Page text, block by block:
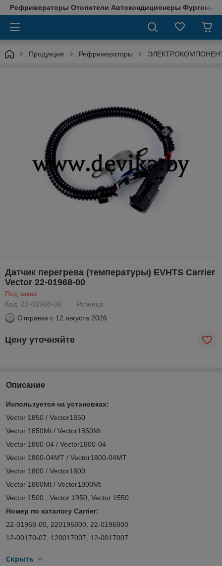
Рефрижераторы Отопители Автокондиционеры Фургоны
Продукция Рефрижераторы
Датчик перегрева (температуры) EVHTS Carrier
Vector 22-01968-00
Под заказ
Код: 22-01968-00
Розница
Отправка с 12 августа 2026
Цену уточняйте
Описание
Используется на установках:
Vector 1850 / Vector1850
Vector 1850Mt / Vector1850Mt
Vector 1800-04 / Vector1800-04
Vector 1800-04MT / Vector1800-04MT
Vector 1800 / Vector1800
Vector 1800Mt / Vector1800Mt
Vector 1500 , Vector 1950, Vector 1550
Номер по каталогу Carrier:
22-01968-00, 220196800, 22-0196800
12-00170-07, 120017007, 12-0017007
Скрыть